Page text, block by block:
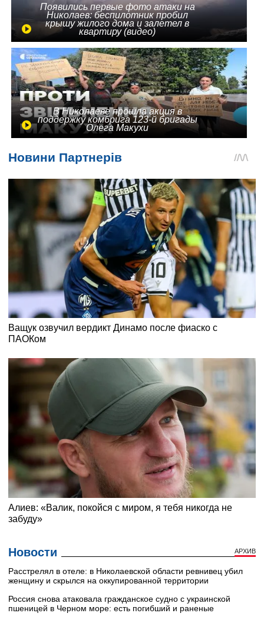
Появились первые фото атаки на
Николаев: беспилотник пробил
крышу жилого дома и залетел в
квартиру (видео)
В Николаеве прошла акция в
поддержку комбрига 123-й бригады
Олега Макухи
Новости АРХИВ
Расстрелял в отеле: в Николаевской области ревнивец убил
женщину и скрылся на оккупированной территории
Россия снова атаковала гражданское судно с украинской
пшеницей в Черном море: есть погибший и раненые